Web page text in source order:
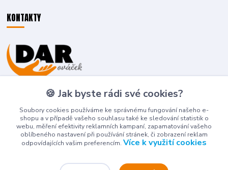
KONTAKTY
+420 774 636 266
deti-detem@seznam.cz
🍪 Jak byste rádi své cookies?
Soubory cookies používáme ke správnému fungování našeho e-
shopu a v případě vašeho souhlasu také ke sledování statistik o
webu, měření efektivity reklamních kampaní, zapamatování vašeho
oblíbeného nastavení při používání stránek, či zobrazení reklam
odpovídajících vašim preferencím. Více k využití cookies